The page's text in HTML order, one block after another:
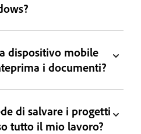
dispositivo mobile
i documenti?
di salvare i progetti
tutto il mio lavoro?